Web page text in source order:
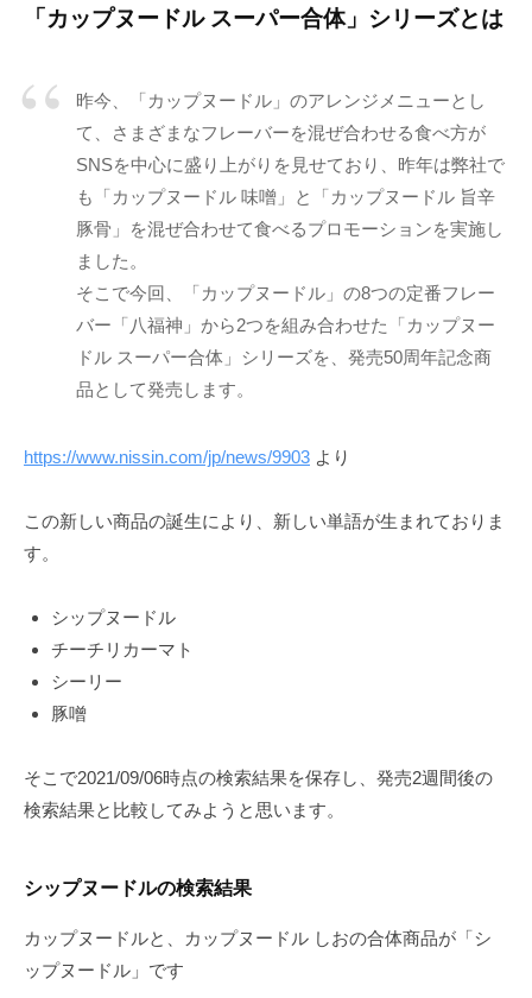
「カップヌードル スーパー合体」シリーズとは
昨今、「カップヌードル」のアレンジメニューとし
て、さまざまなフレーバーを混ぜ合わせる食べ方が
SNSを中心に盛り上がりを見せており、昨年は弊社で
も「カップヌードル 味噌」と「カップヌードル 旨辛
豚骨」を混ぜ合わせて食べるプロモーションを実施し
ました。
そこで今回、「カップヌードル」の8つの定番フレー
バー「八福神」から2つを組み合わせた「カップヌー
ドル スーパー合体」シリーズを、発売50周年記念商
品として発売します。
https://www.nissin.com/jp/news/9903 より
この新しい商品の誕生により、新しい単語が生まれておりま
す。
シップヌードル
チーチリカーマト
シーリー
豚噌
そこで2021/09/06時点の検索結果を保存し、発売2週間後の
検索結果と比較してみようと思います。
シップヌードルの検索結果
カップヌードルと、カップヌードル しおの合体商品が「シ
ップヌードル」です